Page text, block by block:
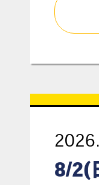
8/2(